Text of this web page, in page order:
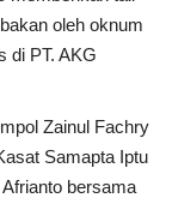
oleh oknum
di PT. AKG
Zainul Fachry
Samapta Iptu
bersama